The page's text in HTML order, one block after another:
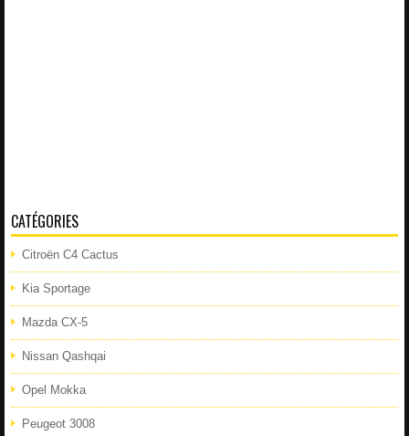
CATÉGORIES
Citroën C4 Cactus
Kia Sportage
Mazda CX-5
Nissan Qashqai
Opel Mokka
Peugeot 3008